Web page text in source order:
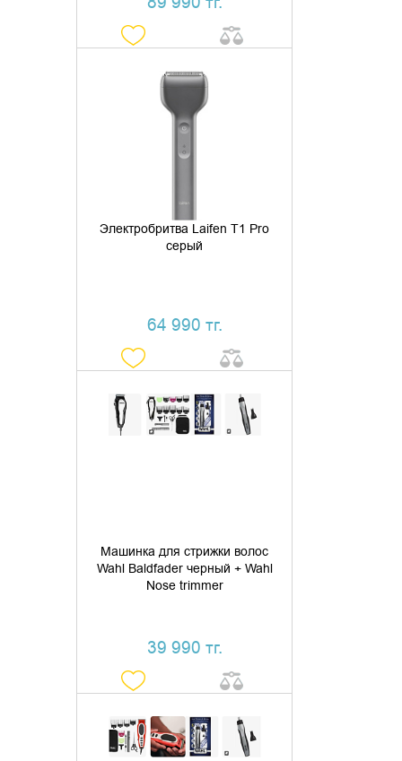
Электробритва Laifen T1 Pro
серый
64 990 тг.
ДОБАВИТЬ В КОРЗИНУ
КУПИТЬ В 1 КЛИК
Машинка для стрижки волос
Wahl Baldfader черный + Wahl
Nose trimmer
39 990 тг.
ДОБАВИТЬ В КОРЗИНУ
ДОБАВИТЬ В КОРЗИНУ